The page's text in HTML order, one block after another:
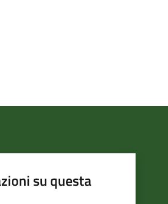
su questa